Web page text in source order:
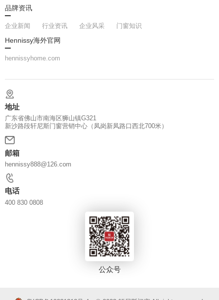
品牌资讯
企业新闻 行业资讯 企业风采
门窗知识
Hennissy海外官网
hennissyhome.com
地址
广东省佛山市南海区狮山镇G321
新沙路段轩尼斯门窗营销中心（凤岗新凤路口西北700米）
邮箱
hennissy888@126.com
电话
400 830 0808
公众号